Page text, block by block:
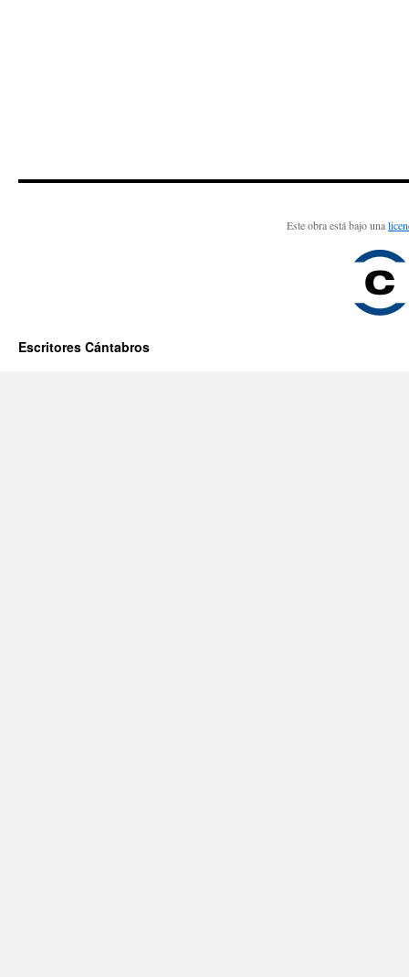
Este obra está bajo una
Escritores Cántabros